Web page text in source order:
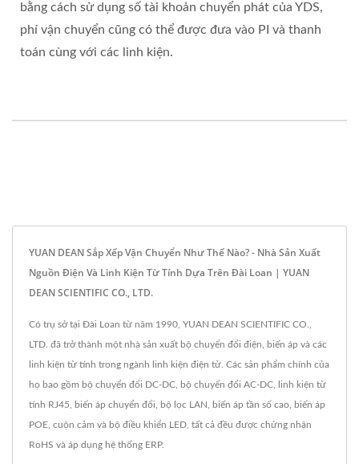
bằng cách sử dụng số tài khoản chuyển phát của YDS,
phí vận chuyển cũng có thể được đưa vào PI và thanh
toán cùng với các linh kiện.
YUAN DEAN Sắp Xếp Vận Chuyển Như Thế Nào? - Nhà Sản Xuất
Nguồn Điện Và Linh Kiện Từ Tính Dựa Trên Đài Loan | YUAN
DEAN SCIENTIFIC CO., LTD.
Có trụ sở tại Đài Loan từ năm 1990, YUAN DEAN SCIENTIFIC CO.,
LTD. đã trở thành một nhà sản xuất bộ chuyển đổi điện, biến áp và các
linh kiện từ tính trong ngành linh kiện điện tử. Các sản phẩm chính của
họ bao gồm bộ chuyển đổi DC-DC, bộ chuyển đổi AC-DC, linh kiện từ
tính RJ45, biến áp chuyển đổi, bộ lọc LAN, biến áp tần số cao, biến áp
POE, cuộn cảm và bộ điều khiển LED, tất cả đều được chứng nhận
RoHS và áp dụng hệ thống ERP.